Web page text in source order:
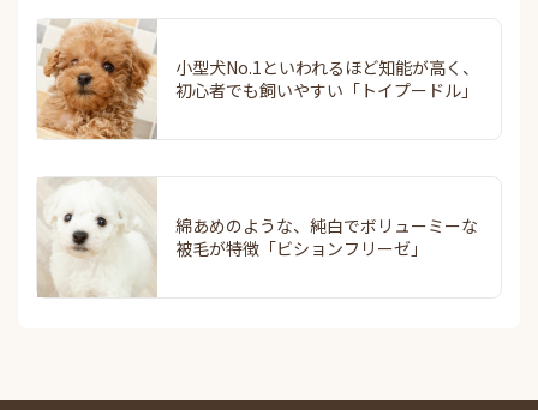
小型犬No.1といわれるほど知能が高く、
初心者でも飼いやすい「トイプードル」
綿あめのような、純白でボリューミーな
被毛が特徴「ビションフリーゼ」